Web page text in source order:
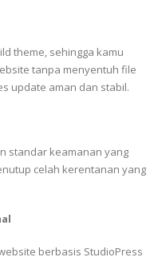
theme, sehingga kamu
tanpa menyentuh file
update aman dan stabil.
standar keamanan yang
celah kerentanan yang
berbasis StudioPress